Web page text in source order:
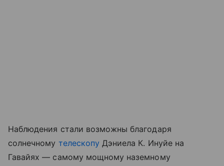
Наблюдения стали возможны благодаря
солнечному телескопу Дэниела К. Инуйе на
Гавайях — самому мощному наземному